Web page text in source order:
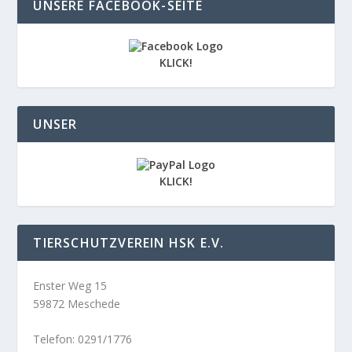
UNSERE FACEBOOK-SEITE
KLICK!
UNSER
KLICK!
TIERSCHUTZVEREIN HSK E.V.
Enster Weg 15
59872 Meschede
Telefon: 0291/1776